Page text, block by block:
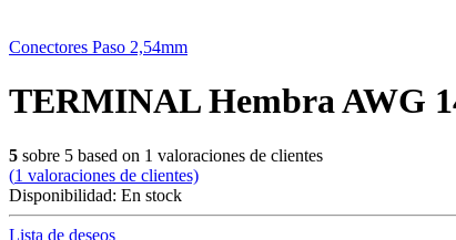
Conectores Paso 2,54mm
TERMINAL Hembra AWG
5 sobre 5 based on 1 valoraciones de clientes
(1 valoraciones de clientes)
Disponibilidad: En stock
Lista de deseos